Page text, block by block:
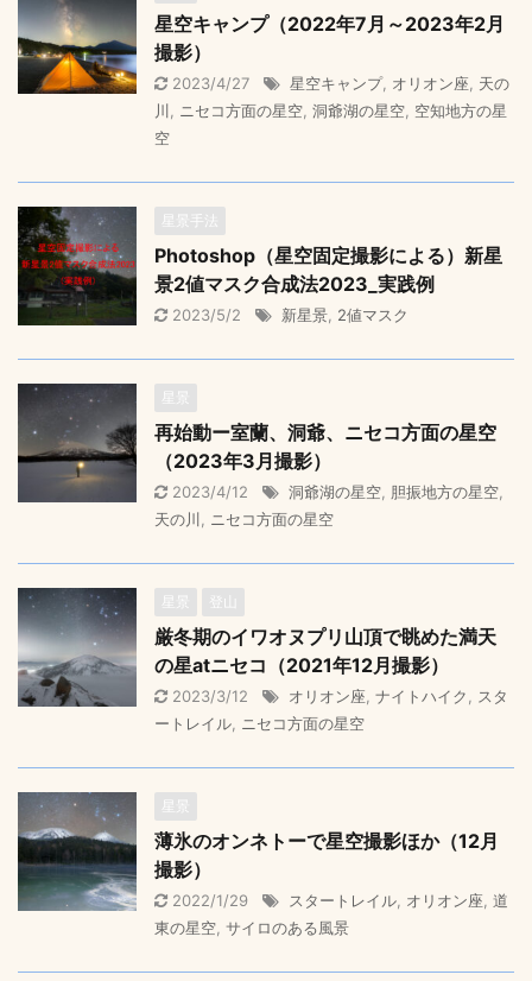
星空キャンプ（2022年7月～2023年2月
撮影）
2023/4/27 星空キャンプ, オリオン座, 天の
川, ニセコ方面の星空, 洞爺湖の星空, 空知地方の星
空
星景手法
Photoshop（星空固定撮影による）新星
景2値マスク合成法2023_実践例
2023/5/2 新星景, 2値マスク
星景
再始動ー室蘭、洞爺、ニセコ方面の星空
（2023年3月撮影）
2023/4/12 洞爺湖の星空, 胆振地方の星空,
天の川, ニセコ方面の星空
星景 登山
厳冬期のイワオヌプリ山頂で眺めた満天
の星atニセコ（2021年12月撮影）
2023/3/12 オリオン座, ナイトハイク, スタ
ートレイル, ニセコ方面の星空
星景
薄氷のオンネトーで星空撮影ほか（12月
撮影）
2022/1/29 スタートレイル, オリオン座, 道
東の星空, サイロのある風景